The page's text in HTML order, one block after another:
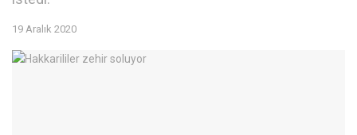
19 Aralık 2020